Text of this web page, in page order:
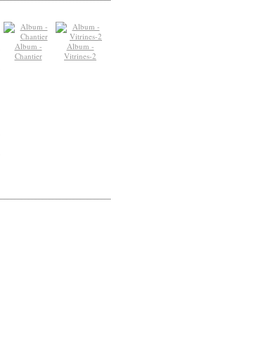
Album -
Chantier
Album -
Vitrines-2